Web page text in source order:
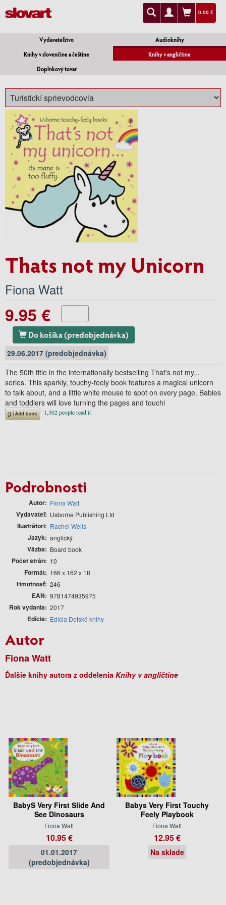
0.00 €
Vydavateľstvo
Audioknihy
Knihy v slovenčine a češtine
Knihy v angličtine
Doplnkový tovar
Thats not my Unicorn
Fiona Watt
9.95 €
Do košíka (predobjednávka)
29.06.2017 (predobjednávka)
The 50th title in the internationally bestselling That's not my...
series. This sparkly, touchy-feely book features a magical unicorn
to talk about, and a little white mouse to spot on every page. Babies
and toddlers will love turning the pages and touchi
Podrobnosti
Autor Fiona Watt
Vydavateľ Usborne Publishing Ltd
Ilustrátori Rachel Wells
Jazyk anglický
Väzba Board book
Počet strán 10
Formát 166 x 162 x 18
Hmotnosť 246
EAN 9781474935975
Rok vydania 2017
Edícia Edícia Detské knihy
Autor
Fiona Watt
Ďalšie knihy autora z oddelenia Knihy v angličtine
BabyS Very First Slide And
See Dinosaurs
Fiona Watt
10.95 €
01.01.2017
(predobjednávka)
Babys Very First Touchy
Feely Playbook
Fiona Watt
12.95 €
Na sklade